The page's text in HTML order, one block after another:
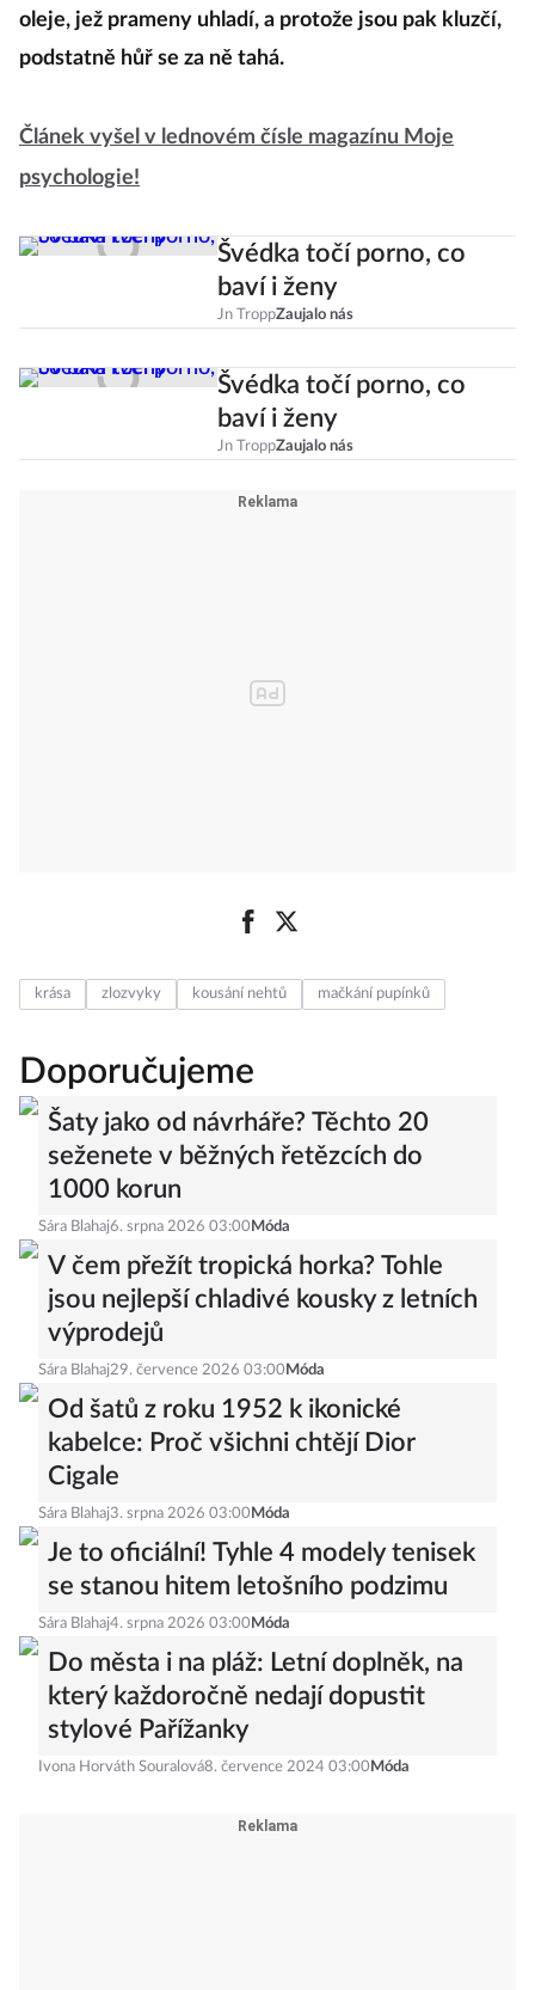
oleje, jež prameny uhladí, a protože jsou pak kluzčí,
podstatně hůř se za ně tahá.
Článek vyšel v lednovém čísle magazínu Moje
psychologie!
Švédka točí porno, co
baví i ženy
Jn TroppZaujalo nás
Švédka točí porno, co
baví i ženy
Jn TroppZaujalo nás
krása zlozvyky kousání nehtů mačkání pupínků
Doporučujeme
Šaty jako od návrháře? Těchto 20
seženete v běžných řetězcích do
1000 korun
Sára Blahaj6. srpna 2026 03:00 Móda
V čem přežít tropická horka? Tohle
jsou nejlepší chladivé kousky z letních
výprodejů
Sára Blahaj29. července 2026 03:00 Móda
Od šatů z roku 1952 k ikonické
kabelce: Proč všichni chtějí Dior
Cigale
Sára Blahaj3. srpna 2026 03:00 Móda
Je to oficiální! Tyhle 4 modely tenisek
se stanou hitem letošního podzimu
Sára Blahaj4. srpna 2026 03:00 Móda
Do města i na pláž: Letní doplněk, na
který každoročně nedají dopustit
stylové Pařížanky
Ivona Horváth Souralová8. července 2024 03:00 Móda